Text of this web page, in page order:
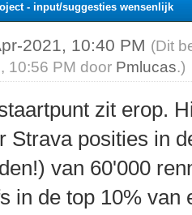
- input/suggesties wensenlijk
2021, 10:40 PM (Dit
10:56 PM door Pmlucas.)
zit erop.
Strava posities in
van 60'000
in de top 10% van